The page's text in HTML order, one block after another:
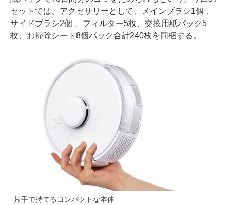
セットでは、アクセサリーとして、メインブラシ1個 、
サイドブラシ2個 、フィルター5枚、交換用紙パック5
枚、お掃除シート8個パック合計240枚を同梱する。
片手で持てるコンパクトな本体